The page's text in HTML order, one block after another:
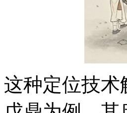
这种定位技